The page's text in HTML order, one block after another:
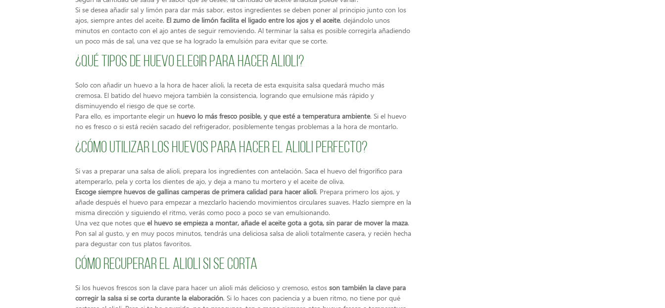
Si se desea añadir sal y limón para dar más sabor, estos ingredientes se deben poner al principio junto con los
ajos, siempre antes del aceite. El zumo de limón facilita el ligado entre los ajos y el aceite, dejándolo unos
minutos en contacto con el ajo antes de seguir removiendo. Al terminar la salsa es posible corregirla añadiendo
un poco más de sal, una vez que se ha logrado la emulsión para evitar que se corte.
¿Qué tipos de huevo elegir para hacer alioli?
Solo con añadir un huevo a la hora de hacer alioli, la receta de esta exquisita salsa quedará mucho más
cremosa. El batido del huevo mejora también la consistencia, logrando que emulsione más rápido y
disminuyendo el riesgo de que se corte.
Para ello, es importante elegir un huevo lo más fresco posible, y que esté a temperatura ambiente. Si el huevo
no es fresco o si está recién sacado del refrigerador, posiblemente tengas problemas a la hora de montarlo.
¿Cómo utilizar los huevos para hacer el alioli perfecto?
Si vas a preparar una salsa de alioli, prepara los ingredientes con antelación. Saca el huevo del frigorífico para
atemperarlo, pela y corta los dientes de ajo, y deja a mano tu mortero y el aceite de oliva.
Escoge siempre huevos de gallinas camperas de primera calidad para hacer alioli. Prepara primero los ajos, y
añade después el huevo para empezar a mezclarlo haciendo movimientos circulares suaves. Hazlo siempre en la
misma dirección y siguiendo el ritmo, verás como poco a poco se van emulsionando.
Una vez que notes que el huevo se empieza a montar, añade el aceite gota a gota, sin parar de mover la maza.
Pon sal al gusto, y en muy pocos minutos, tendrás una deliciosa salsa de alioli totalmente casera, y recién hecha
para degustar con tus platos favoritos.
Cómo recuperar el alioli si se corta
Si los huevos frescos son la clave para hacer un alioli más delicioso y cremoso, estos son también la clave para
corregir la salsa si se corta durante la elaboración. Si lo haces con paciencia y a buen ritmo, no tiene por qué